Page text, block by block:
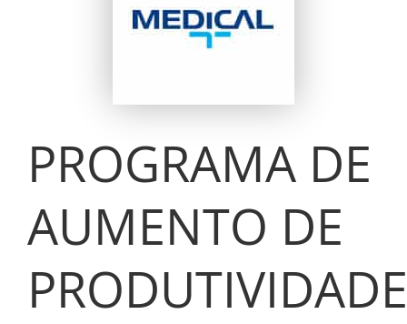
PROGRAMA DE
AUMENTO DE
PRODUTIVIDADE